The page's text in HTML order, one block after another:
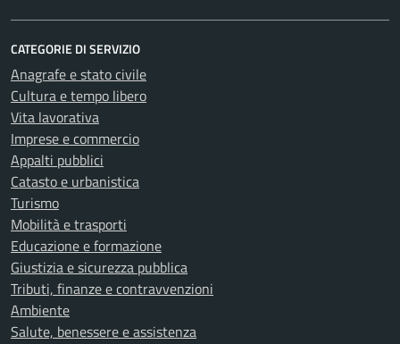
CATEGORIE DI SERVIZIO
Anagrafe e stato civile
Cultura e tempo libero
Vita lavorativa
Imprese e commercio
Appalti pubblici
Catasto e urbanistica
Turismo
Mobilità e trasporti
Educazione e formazione
Giustizia e sicurezza pubblica
Tributi, finanze e contravvenzioni
Ambiente
Salute, benessere e assistenza